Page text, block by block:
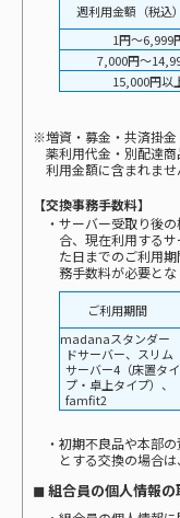
週利用金額（税込
1円～6,999
7,000円～
15,000円以
※増資・募金・共済掛金
薬利用代金・別配達
利用金額に含まれませ
【交換事務手数料】
・サーバー受取り後
合、現在利用する
た日までのご利用
務手数料が必要とな
ご利用期間
amadanaスタンダー
ドサーバー、スリム
サーバー4（床置タイ
プ・卓上タイプ）、
famfit2
・初期不良品や本部
とする交換の場合
◼ 組合員の個人情報の